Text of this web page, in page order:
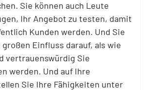
Sie können auch Leute
Ihr Angebot zu testen, damit
Kunden werden. Und Sie
Einfluss darauf, als wie
vertrauenswürdig Sie
werden. Und auf Ihre
Sie Ihre Fähigkeiten unter